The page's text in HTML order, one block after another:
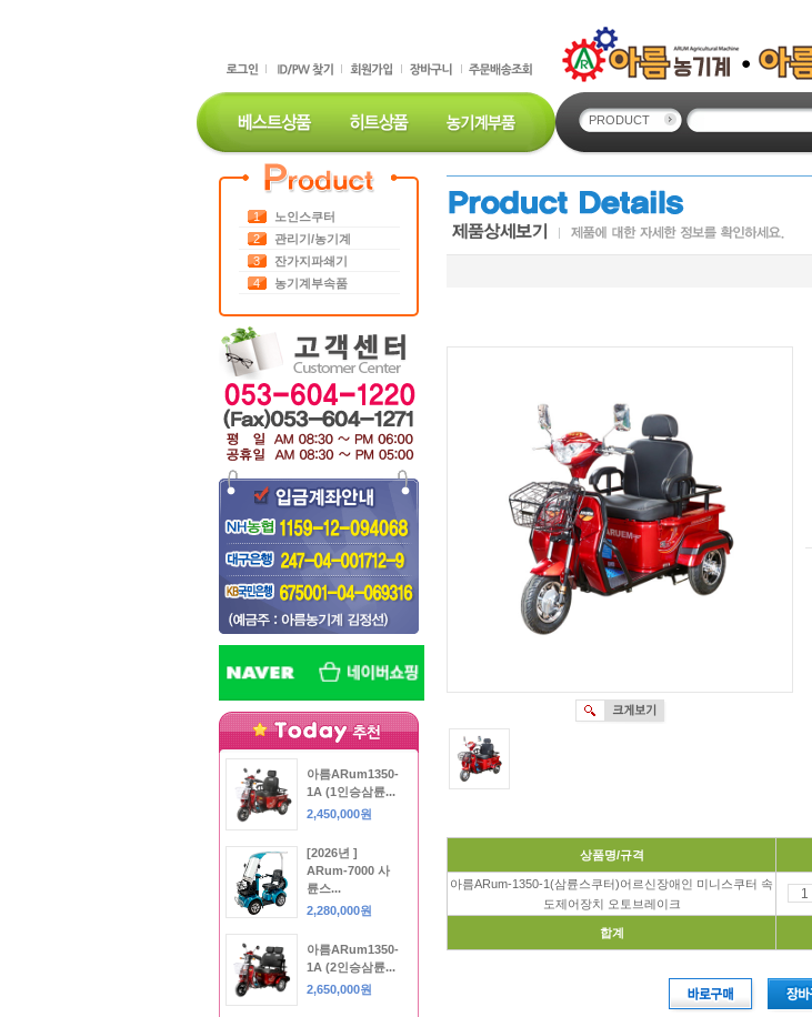
PRODUCT
1
노인스쿠터
2
관리기/농기계
3
잔가지파쇄기
4
농기계부속품
아름ARum1350-
1A (1인승삼륜...
2,450,000원
[2026년 ]
ARum-7000 사
륜스...
2,280,000원
아름ARum1350-
1A (2인승삼륜...
2,650,000원
상품명/규격
아름ARum-1350-1(삼륜스쿠터)어르신장애인 미니스쿠터 속
도제어장치 오토브레이크
합계